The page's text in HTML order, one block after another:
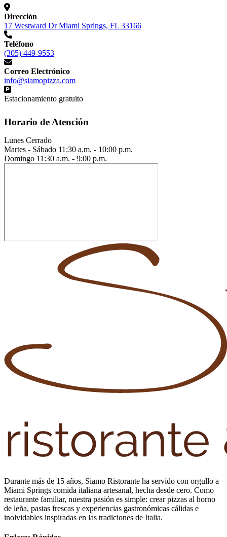
Dirección
17 Westward Dr Miami Springs, FL 33166
Teléfono
(305) 449-9553
Correo Electrónico
info@siamopizza.com
Estacionamiento gratuito
Horario de Atención
Lunes Cerrado
Martes - Sábado 11:30 a.m. - 10:00 p.m.
Domingo 11:30 a.m. - 9:00 p.m.
Durante más de 15 años, Siamo Ristorante ha servido con orgullo a
Miami Springs comida italiana artesanal, hecha desde cero. Como
restaurante familiar, nuestra pasión es simple: crear pizzas al horno
de leña, pastas frescas y experiencias gastronómicas cálidas e
inolvidables inspiradas en las tradiciones de Italia.